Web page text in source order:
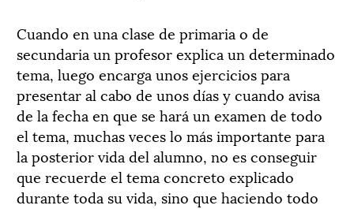
Cuando en una clase de primaria o de
secundaria un profesor explica un determinado
tema, luego encarga unos ejercicios para
presentar al cabo de unos días y cuando avisa
de la fecha en que se hará un examen de todo
el tema, muchas veces lo más importante para
la posterior vida del alumno, no es conseguir
que recuerde el tema concreto explicado
durante toda su vida, sino que haciendo todo